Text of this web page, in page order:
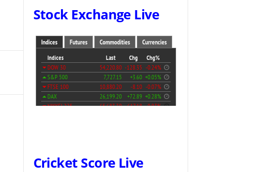
Stock Exchange Live
Cricket Score Live